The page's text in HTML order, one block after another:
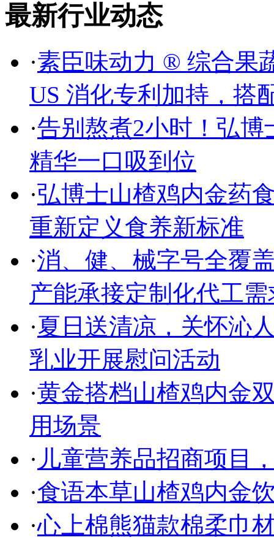
最新行业动态
·素臣味动力 ® 综合果
US 消化专利加持，搭
·告别熬煮2小时！弘
精华一口吸到位
·弘博士山楂鸡内金药
重新定义食养新标准
·消、健、械字号全覆
产能承接定制化代工需
·夏日送清凉，关怀沁
乳业开展慰问活动
·黄金搭档山楂鸡内金
用场景
· 儿童营养品招商项目
·食语本草山楂鸡内金
·心上棉熊猫款棉柔巾